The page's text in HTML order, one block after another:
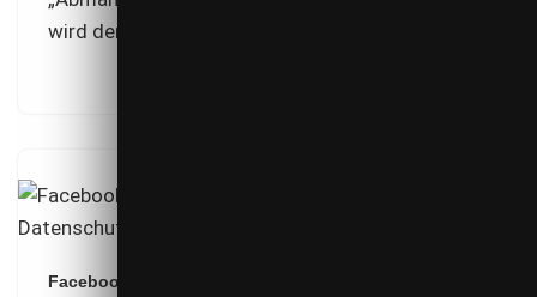
wird der Verstoß
Facebook-Fanpages und Verantwortliche nach dem